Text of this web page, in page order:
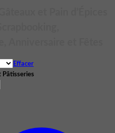
Effacer
Pâtisseries